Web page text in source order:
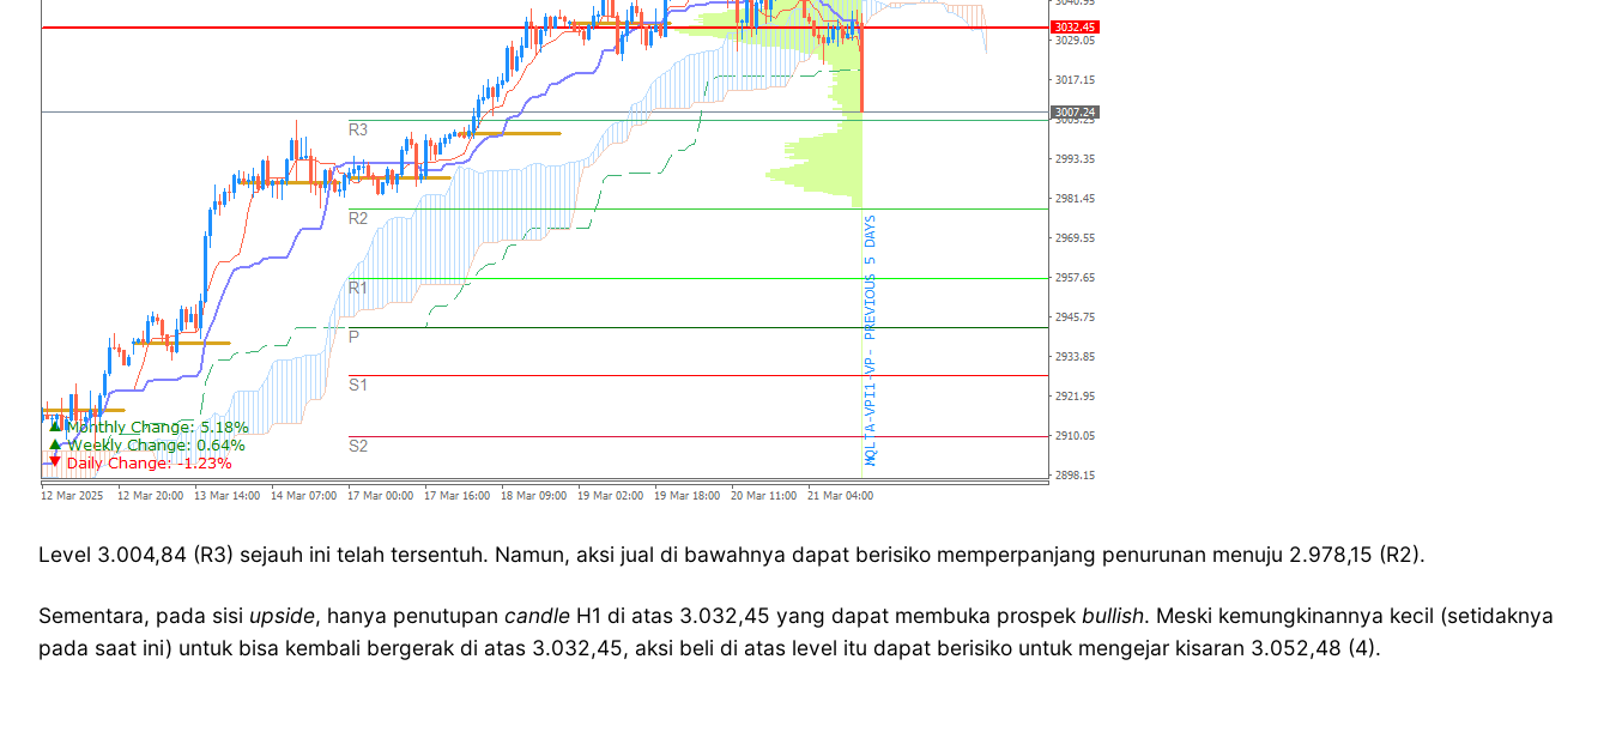
Level 3.004,84 (R3) sejauh ini telah tersentuh. Namun, aksi jual di bawahnya dapat berisiko memperpanjang penurunan menuju 2.978,15 (R2).
Sementara, pada sisi upside, hanya penutupan candle H1 di atas 3.032,45 yang dapat membuka prospek bullish. Meski kemungkinannya kecil (setidaknya
pada saat ini) untuk bisa kembali bergerak di atas 3.032,45, aksi beli di atas level itu dapat berisiko untuk mengejar kisaran 3.052,48 (4).